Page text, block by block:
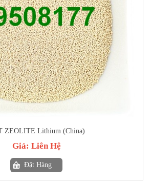
ZEOLITE Lithium (China)
Giá: Liên Hệ
Đặt Hàng